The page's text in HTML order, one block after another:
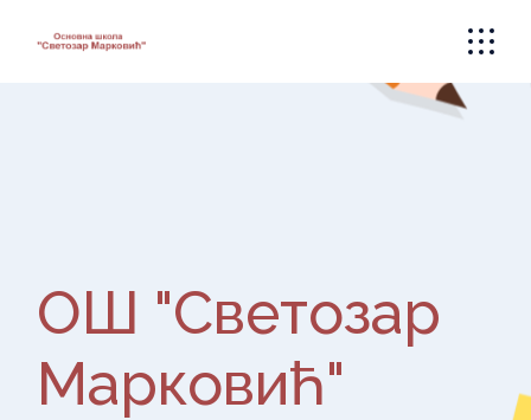
ОШ "Светозар
Марковић"